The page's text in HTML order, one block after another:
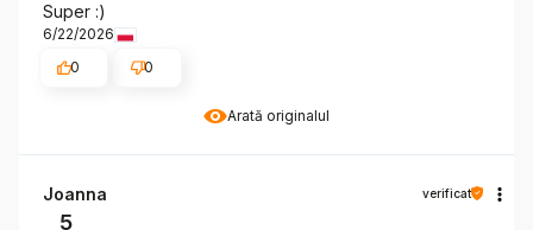
Arată originalul
Super :)
6/22/2026
0
0
Joanna verificat
5